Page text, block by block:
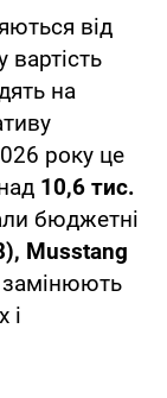
від
вартість
на
року це
10,6 тис.
бюджетні
Musstang
замінюють
і